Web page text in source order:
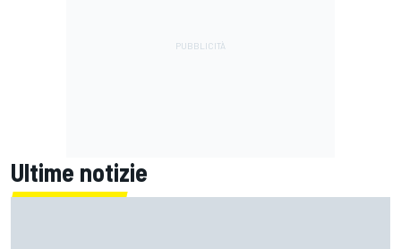
Ultime notizie